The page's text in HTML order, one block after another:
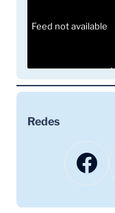
Feed not available
Redes
Facebook